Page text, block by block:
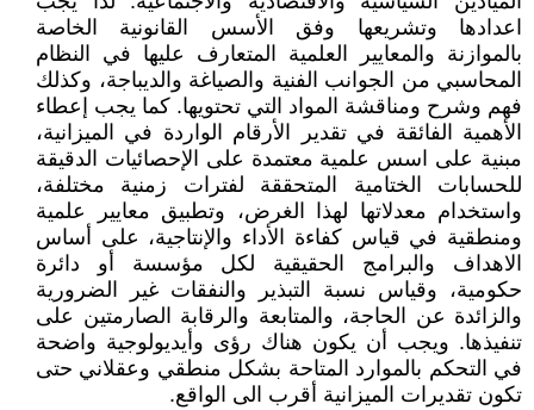
اعدادها وتشريعها وفق الأسس القانونية الخاصة
بالموازنة والمعايير العلمية المتعارف عليها في النظام
المحاسبي من الجوانب الفنية والصياغة والديباجة، وكذلك
فهم وشرح ومناقشة المواد التي تحتويها. كما يجب إعطاء
الأهمية الفائقة في تقدير الأرقام الواردة في الميزانية،
مبنية على اسس علمية معتمدة على الإحصائيات الدقيقة
للحسابات الختامية المتحققة لفترات زمنية مختلفة،
واستخدام معدلاتها لهذا الغرض، وتطبيق معايير علمية
ومنطقية في قياس كفاءة الأداء والإنتاجية، على أساس
الاهداف والبرامج الحقيقية لكل مؤسسة أو دائرة
حكومية، وقياس نسبة التبذير والنفقات غير الضرورية
والزائدة عن الحاجة، والمتابعة والرقابة الصارمتين على
تنفيذها. ويجب أن يكون هناك رؤى وأيديولوجية واضحة
في التحكم بالموارد المتاحة بشكل منطقي وعقلاني حتى
تكون تقديرات الميزانية أقرب الى الواقع.